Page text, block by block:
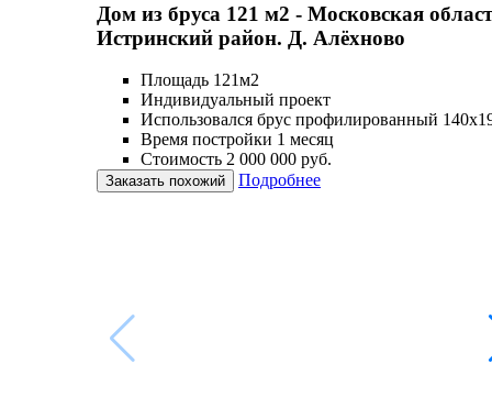
Дом из бруса 121 м2 - Московская
Истринский район. Д. Алёхново
Площадь 121м2
Индивидуальный проект
Использовался брус профилированный
Время постройки 1 месяц
Стоимость 2 000 000 руб.
Заказать похожий Подробнее